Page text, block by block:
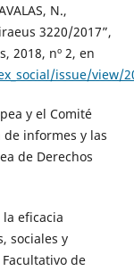
N.,
3220/2017”,
2018, nº 2, en
issue/view/
y el Comité
de informes y las
de Derechos
la eficacia
sociales y
de